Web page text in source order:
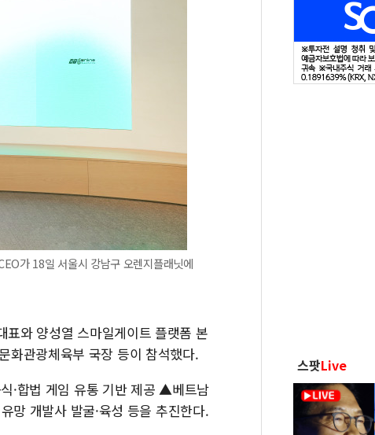
가 18일 서울시 강남구 오렌지플래닛에
와 양성열 스마일게이트 플랫폼 본
화관광체육부 국장 등이 참석했다.
·합법 게임 유통 기반 제공 ▲베트남
망 개발사 발굴·육성 등을 추진한다.
스팟Live